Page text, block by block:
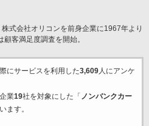
式会社オリコンを前身企業に1967年より
客満足度調査を開始。
にサービスを利用した3,609人にアンケ
業19社を対象にした「 ノンバンクカー
ます。